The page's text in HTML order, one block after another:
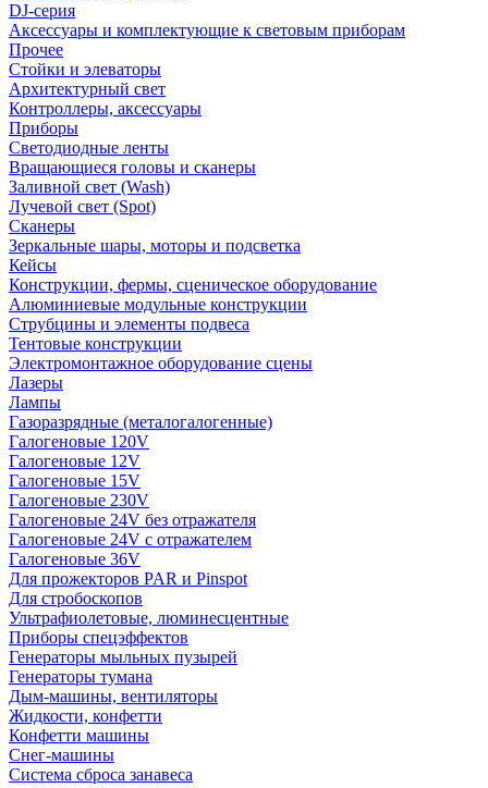
DJ-серия
Аксессуары и комплектующие к световым приборам
Прочее
Стойки и элеваторы
Архитектурный свет
Контроллеры, аксессуары
Приборы
Светодиодные ленты
Вращающиеся головы и сканеры
Заливной свет (Wash)
Лучевой свет (Spot)
Сканеры
Зеркальные шары, моторы и подсветка
Кейсы
Конструкции, фермы, сценическое оборудование
Алюминиевые модульные конструкции
Струбцины и элементы подвеса
Тентовые конструкции
Электромонтажное оборудование сцены
Лазеры
Лампы
Газоразрядные (металогалогенные)
Галогеновые 120V
Галогеновые 12V
Галогеновые 15V
Галогеновые 230V
Галогеновые 24V без отражателя
Галогеновые 24V с отражателем
Галогеновые 36V
Для прожекторов PAR и Pinspot
Для стробоскопов
Ультрафиолетовые, люминесцентные
Приборы спецэффектов
Генераторы мыльных пузырей
Генераторы тумана
Дым-машины, вентиляторы
Жидкости, конфетти
Конфетти машины
Снег-машины
Система сброса занавеса